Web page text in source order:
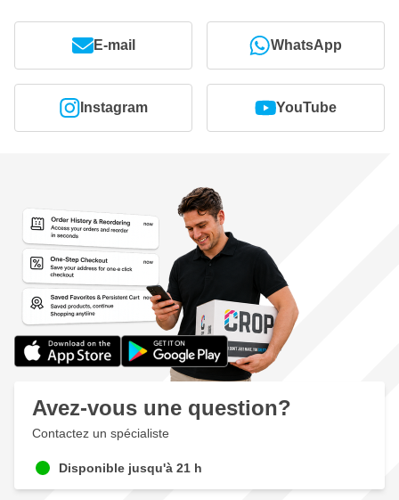
E-mail WhatsApp
Instagram YouTube
Avez-vous une question?
Contactez un spécialiste
Disponible jusqu'à 21 h